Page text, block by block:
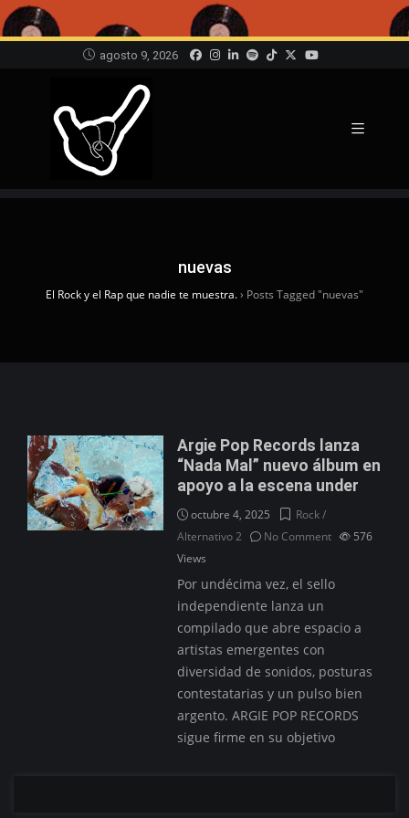
agosto 9, 2026
nuevas
El Rock y el Rap que nadie te muestra.› Posts Tagged "nuevas"
Argie Pop Records lanza
“Nada Mal” nuevo álbum en
apoyo a la escena under
octubre 4, 2025
Rock /
Alternativo 2
No Comment
576
Views
Por undécima vez, el sello
independiente lanza un
compilado que abre espacio a
artistas emergentes con
diversidad de sonidos, posturas
contestatarias y un pulso bien
argento. ARGIE POP RECORDS
sigue firme en su objetivo